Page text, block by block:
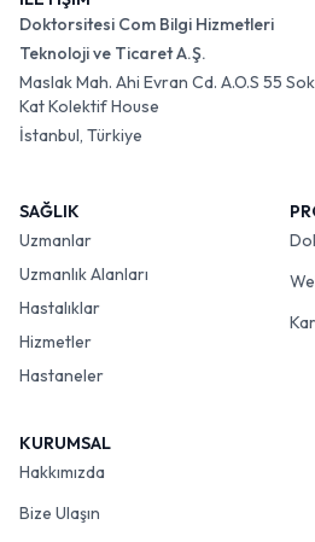
Doktorsitesi Com Bilgi Hizmetleri
Teknoloji ve Ticaret A.Ş.
Maslak Mah. Ahi Evran Cd. A.O.S 55
Kat Kolektif House
İstanbul, Türkiye
SAĞLIK
Uzmanlar
Uzmanlık Alanları
Hastalıklar
Hizmetler
Hastaneler
KURUMSAL
Hakkımızda
Bize Ulaşın